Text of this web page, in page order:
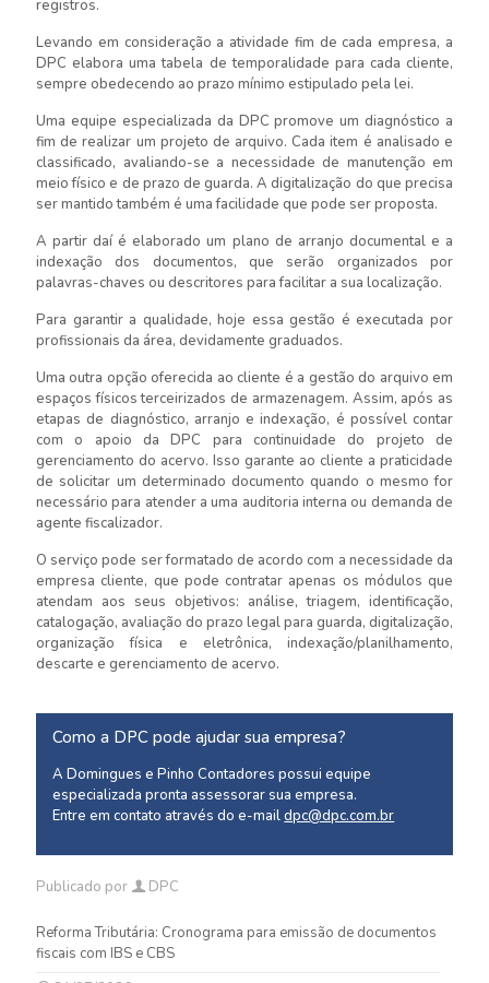
registros.
Levando em consideração a atividade fim de cada empresa, a
DPC elabora uma tabela de temporalidade para cada cliente,
sempre obedecendo ao prazo mínimo estipulado pela lei.
Uma equipe especializada da DPC promove um diagnóstico a
fim de realizar um projeto de arquivo. Cada item é analisado e
classificado, avaliando-se a necessidade de manutenção em
meio físico e de prazo de guarda. A digitalização do que precisa
ser mantido também é uma facilidade que pode ser proposta.
A partir daí é elaborado um plano de arranjo documental e a
indexação dos documentos, que serão organizados por
palavras-chaves ou descritores para facilitar a sua localização.
Para garantir a qualidade, hoje essa gestão é executada por
profissionais da área, devidamente graduados.
Uma outra opção oferecida ao cliente é a gestão do arquivo em
espaços físicos terceirizados de armazenagem. Assim, após as
etapas de diagnóstico, arranjo e indexação, é possível contar
com o apoio da DPC para continuidade do projeto de
gerenciamento do acervo. Isso garante ao cliente a praticidade
de solicitar um determinado documento quando o mesmo for
necessário para atender a uma auditoria interna ou demanda de
agente fiscalizador.
O serviço pode ser formatado de acordo com a necessidade da
empresa cliente, que pode contratar apenas os módulos que
atendam aos seus objetivos: análise, triagem, identificação,
catalogação, avaliação do prazo legal para guarda, digitalização,
organização física e eletrônica, indexação/planilhamento,
descarte e gerenciamento de acervo.
Como a DPC pode ajudar sua empresa?
A Domingues e Pinho Contadores possui equipe
especializada pronta assessorar sua empresa.
Entre em contato através do e-maildpc@dpc.com.br
Publicado por DPC
Reforma Tributária: Cronograma para emissão de documentos
fiscais com IBS e CBS